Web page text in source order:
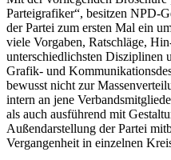
Parteigrafiker“, besitzen NPD-
der Partei zum ersten Mal ein
viele Vorgaben, Ratschläge,
unterschiedlichsten Disziplinen
Grafik- und
bewusst nicht zur
intern an jene
als auch ausführend mit
Außendarstellung der Partei
Vergangenheit in einzelnen